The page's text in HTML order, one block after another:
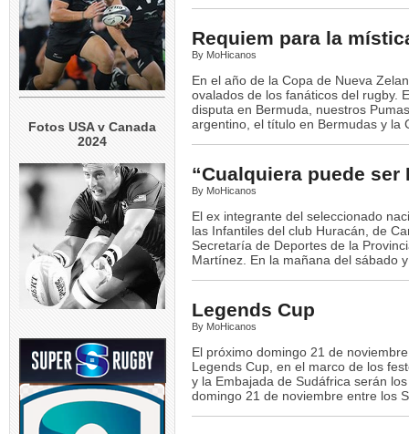
Fotos USA v Canada
2024
Requiem para la
By MoHicanos
En el año de la Copa de Nueva
ovalados de los fanáticos del rugby.
disputa en Bermuda, nuestros
argentino, el título en Bermudas y la
“Cualquiera puede ser
By MoHicanos
El ex integrante del seleccionado
las Infantiles del club Huracán, de
Secretaría de Deportes de la
Martínez. En la mañana del sábado
Legends Cup
By MoHicanos
El próximo domingo 21 de
Legends Cup, en el marco de los
y la Embajada de Sudáfrica serán
domingo 21 de noviembre entre los